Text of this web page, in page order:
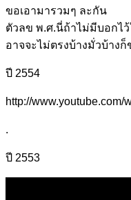
ขอเอามารวมๆ ละกัน
ตัวลข พ.ศ.นี่ถ้าไม่มีบอกไ
อาจจะไม่ตรงบ้างมั่วบ้าง
ปี 2554
http://www.youtube.com/
.
ปี 2553